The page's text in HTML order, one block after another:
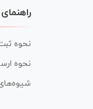
نحوه
نحوه